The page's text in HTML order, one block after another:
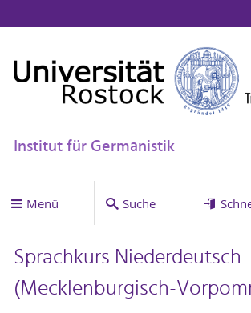
Institut für Germanistik
Menü Suche
Sprachkurs Niederdeutsch
(Mecklenburgisch-